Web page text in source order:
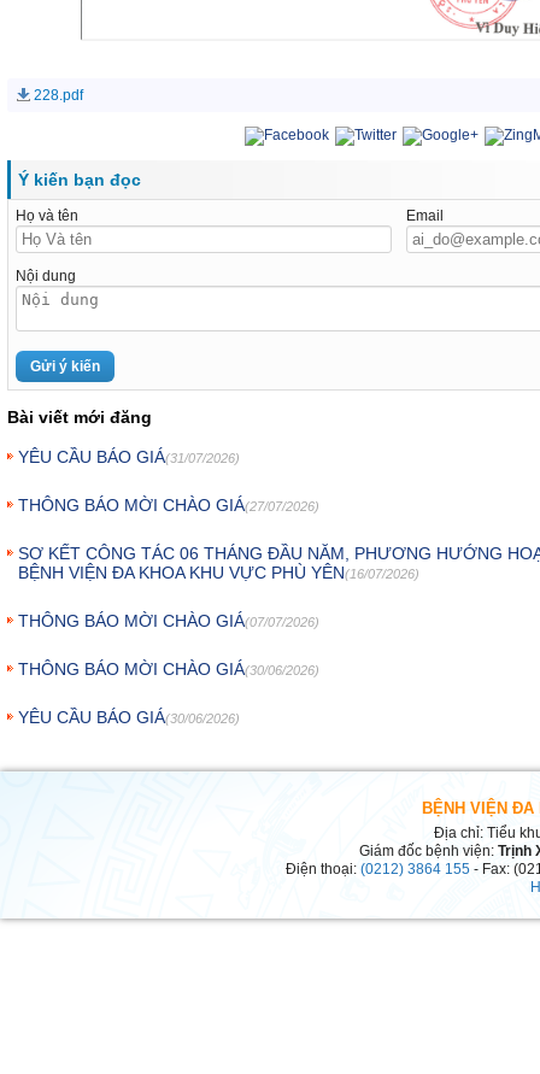
228.pdf
Ý kiến bạn đọc
Họ và tên Email
Nội dung
Bài viết mới đăng
YÊU CẦU BÁO GIÁ(31/07/2026)
THÔNG BÁO MỜI CHÀO GIÁ(27/07/2026)
SƠ KẾT CÔNG TÁC 06 THÁNG ĐẦU NĂM, PHƯƠNG HƯỚNG
BỆNH VIỆN ĐA KHOA KHU VỰC PHÙ YÊN(16/07/2026)
THÔNG BÁO MỜI CHÀO GIÁ(07/07/2026)
THÔNG BÁO MỜI CHÀO GIÁ(30/06/2026)
YÊU CẦU BÁO GIÁ(30/06/2026)
BỆNH VIỆN ĐA
Địa chỉ: Tiểu
Giám đốc bệnh viện: Trịnh
Điện thoại: (0212) 3864 155- Fax: